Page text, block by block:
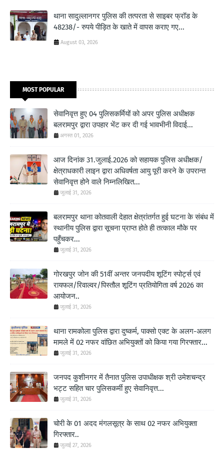
थाना सादुल्लानगर पुलिस की तत्परता से साइबर फ्रॉड के
48238/- रुपये पीड़ित के खाते में वापस कराए गए...
August 03, 2026
MOST POPULAR
सेवानिवृत्त हुए 04 पुलिसकर्मियों को अपर पुलिस अधीक्षक
बलरामपुर द्वारा उपहार भेंट कर दी गई भावभीनी विदाई...
अगस्त 01, 2026
आज दिनांक 31.जुलाई.2026 को सहायक पुलिस अधीक्षक/
क्षेत्राधकारी लाइन द्वारा अधिवर्षता आयु पूरी करने के उपरान्त
सेवानिवृत्त होने वाले निम्नलिखित...
जुलाई 31, 2026
बलरामपुर थाना कोतवाली देहात क्षेत्रांतर्गत हुई घटना के संबंध में
स्थानीय पुलिस द्वारा सूचना प्राप्त होते ही तत्काल मौके पर
पहुँचकर...
जुलाई 31, 2026
गोरखपुर जोन की 51वीं अन्तर जनपदीय शूटिंग स्पोर्ट्स एवं
रायफल/रिवाल्वर/पिस्तौल शूटिंग प्रतियोगिता वर्ष 2026 का
आयोजन..
जुलाई 31, 2026
थाना रामकोला पुलिस द्वारा दुष्कर्म, पाक्सो एक्ट के अलग-अलग
मामले में 02 नफर वांछित अभियुक्तों को किया गया गिरफ्तार...
जुलाई 31, 2026
जनपद कुशीनगर में तैनात पुलिस उपाधीक्षक श्री उमेशचन्द्र
भट्ट सहित चार पुलिसकर्मी हुए सेवानिवृत्त...
जुलाई 31, 2026
चोरी के 01 अदद मंगलसूत्र के साथ 02 नफर अभियुक्ता
गिरफ्तार..
जुलाई 27, 2026